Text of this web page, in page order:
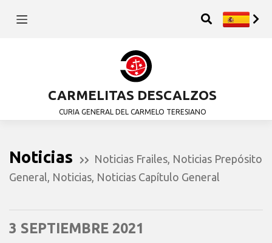
CARMELITAS DESCALZOS
CURIA GENERAL DEL CARMELO TERESIANO
Noticias Noticias Frailes Noticias Prepósito
General Noticias Noticias Capítulo General
3 SEPTIEMBRE 2021